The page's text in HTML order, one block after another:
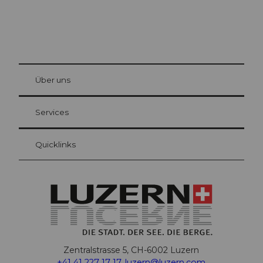
Gästekarte Luzern
Ihre Vorteile als Übernachtungsgast
at Bre
Über uns
Services
Quicklinks
Zentralstrasse 5, CH-6002 Luzern